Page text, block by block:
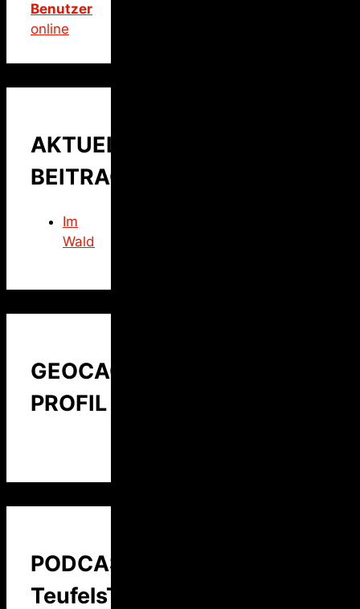
Benutzer
online
AKTUELLER
BEITRAG
Im
Wald
GEOCACHING
PROFIL
PODCAST:
TeufelsTalk